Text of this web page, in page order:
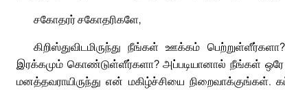
சகோதரர் சகோதரிகளே,
கிறிஸ்துவிடமிருந்து நீங்கள் ஊக்கம்
இரக்கமும் கொண்டுள்ளீர்களா? அப்படியானால் நீங்கள்
மனத்தவராயிருந்து என் மகிழ்ச்சியை